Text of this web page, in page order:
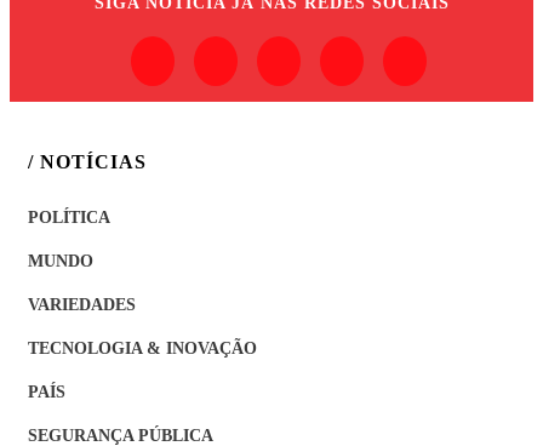
/ NOTÍCIAS
POLÍTICA
MUNDO
VARIEDADES
TECNOLOGIA & INOVAÇÃO
PAÍS
SEGURANÇA PÚBLICA